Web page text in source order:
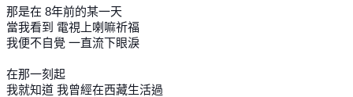
那是在 8年前的某一天
當我看到 電視上喇嘛祈福
我便不自覺 一直流下眼淚
在那一刻起
我就知道 我曾經在西藏生活過